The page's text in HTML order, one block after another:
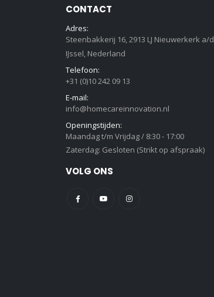
CONTACT
Adres:
Steenbakkerij 16, 2913 LJ Nieuwerkerk a/d
IJssel, Nederland
Telefoon:
+31 (0)10 242 09 13
E-mail:
info@homecareinnovation.nl
Openingstijden:
Maandag t/m Vrijdag / 8:30 - 17:00
Zaterdag: Gesloten (Strikt op afspraak)
VOLG ONS